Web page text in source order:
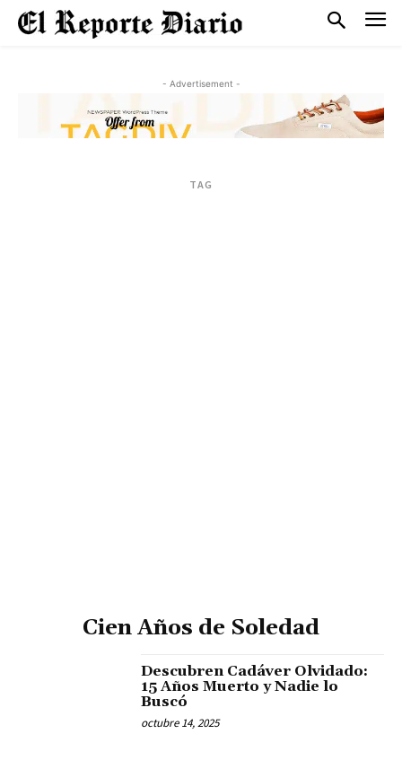
- Advertisement -
TAG
Cien Años de Soledad
Descubren Cadáver Olvidado:
15 Años Muerto y Nadie lo
Buscó
octubre 14, 2025